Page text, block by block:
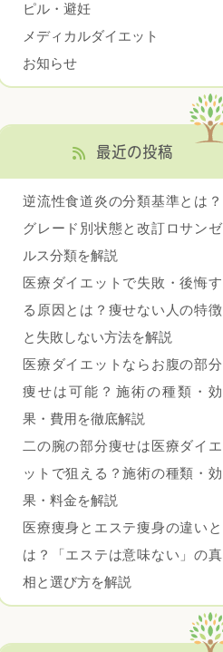
ピル・避妊
メディカルダイエット
お知らせ
最近の投稿
逆流性食道炎の分類基準とは？
グレード別状態と改訂ロサンゼ
ルス分類を解説
医療ダイエットで失敗・後悔す
る原因とは？痩せない人の特徴
と失敗しない方法を解説
医療ダイエットならお腹の部分
痩せは可能？施術の種類・効
果・費用を徹底解説
二の腕の部分痩せは医療ダイエ
ットで狙える？施術の種類・効
果・料金を解説
医療痩身とエステ痩身の違いと
は？「エステは意味ない」の真
相と選び方を解説